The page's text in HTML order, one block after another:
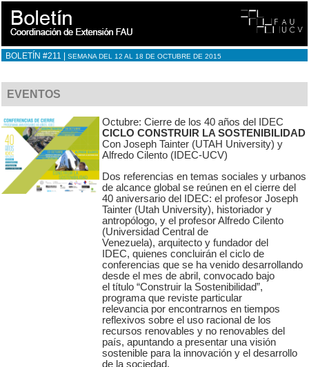
BOLETÍN #211 | SEMANA DEL 12 AL 18 DE OCTUBRE DE 2015
EVENTOS
Octubre: Cierre de los 40 años del IDEC
CICLO CONSTRUIR LA SOSTENIBILIDAD
Con Joseph Tainter (UTAH University) y
Alfredo Cilento (IDEC-UCV)
Dos referencias en temas sociales y urbanos
de alcance global se reúnen en el cierre del
40 aniversario del IDEC: el profesor Joseph
Tainter (Utah University), historiador y
antropólogo, y el profesor Alfredo Cilento
(Universidad Central de
Venezuela), arquitecto y fundador del
IDEC, quienes concluirán el ciclo de
conferencias que se ha venido desarrollando
desde el mes de abril, convocado bajo
el título “Construir la Sostenibilidad”,
programa que reviste particular
relevancia por encontrarnos en tiempos
reflexivos sobre el uso racional de los
recursos renovables y no renovables del
país, apuntando a presentar una visión
sostenible para la innovación y el desarrollo
de la sociedad.